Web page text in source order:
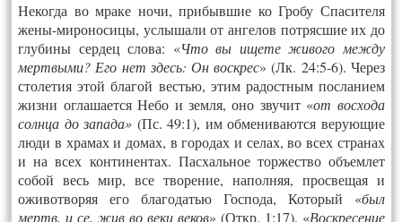
Некогда во мраке ночи, прибывшие ко Гробу Спасителя
жены-мироносицы, услышали от ангелов потрясшие их до
глубины сердец слова: «Что вы ищете живого между
мертвыми? Его нет здесь: Он воскрес» (Лк. 24:5-6). Через
столетия этой благой вестью, этим радостным посланием
жизни оглашается Небо и земля, оно звучит «от восхода
солнца до запада» (Пс. 49:1), им обмениваются верующие
люди в храмах и домах, в городах и селах, во всех странах
и на всех континентах. Пасхальное торжество объемлет
собой весь мир, все творение, наполняя, просвещая и
оживотворяя его благодатью Господа, Который «был
мертв, и се, жив во веки веков» (Откр. 1:17). «Воскресение